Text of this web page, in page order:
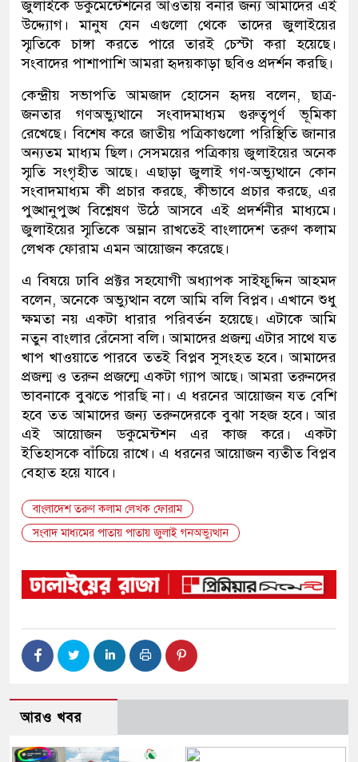
জুলাইকে ডকুমেন্টেশনের আওতায় বনার জন্য আমাদের এই
উদ্দ্যোগ। মানুষ যেন এগুলো থেকে তাদের জুলাইয়ের
স্মৃতিকে চাঙ্গা করতে পারে তারই চেস্টা করা হয়েছে।
সংবাদের পাশাপাশি আমরা হৃদয়কাড়া ছবিও প্রদর্শন করছি।
কেন্দ্রীয় সভাপতি আমজাদ হোসেন হৃদয় বলেন, ছাত্র-
জনতার গণঅভ্যুত্থানে সংবাদমাধ্যম গুরুত্বপূর্ণ ভূমিকা
রেখেছে। বিশেষ করে জাতীয় পত্রিকাগুলো পরিস্থিতি জানার
অন্যতম মাধ্যম ছিল। সেসময়ের পত্রিকায় জুলাইয়ের অনেক
স্মৃতি সংগৃহীত আছে। এছাড়া জুলাই গণ-অভ্যুত্থানে কোন
সংবাদমাধ্যম কী প্রচার করছে, কীভাবে প্রচার করছে, এর
পুঙ্খানুপুঙ্খ বিশ্লেষণ উঠে আসবে এই প্রদর্শনীর মাধ্যমে।
জুলাইয়ের স্মৃতিকে অম্লান রাখতেই বাংলাদেশ তরুণ কলাম
লেখক ফোরাম এমন আয়োজন করেছে।
এ বিষয়ে ঢাবি প্রক্টর সহযোগী অধ্যাপক সাইফুদ্দিন আহমদ
বলেন, অনেকে অভ্যুত্থান বলে আমি বলি বিপ্লব। এখানে শুধু
ক্ষমতা নয় একটা ধারার পরিবর্তন হয়েছে। এটাকে আমি
নতুন বাংলার রেঁনেসা বলি। আমাদের প্রজন্ম এটার সাথে যত
খাপ খাওয়াতে পারবে ততই বিপ্লব সুসংহত হবে। আমাদের
প্রজন্ম ও তরুন প্রজন্মে একটা গ্যাপ আছে। আমরা তরুনদের
ভাবনাকে বুঝতে পারছি না। এ ধরনের আয়োজন যত বেশি
হবে তত আমাদের জন্য তরুনদেরকে বুঝা সহজ হবে। আর
এই আয়োজন ডকুমেন্টশন এর কাজ করে। একটা
ইতিহাসকে বাঁচিয়ে রাখে। এ ধরনের আয়োজন ব্যতীত বিপ্লব
বেহাত হয়ে যাবে।
বাংলাদেশ তরুণ কলাম লেখক ফোরাম
সংবাদ মাধ্যমের পাতায় পাতায় জুলাই গনঅভ্যুত্থান
আরও খবর